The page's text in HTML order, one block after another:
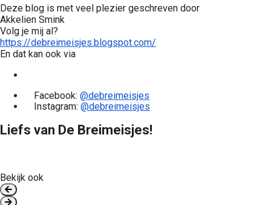
Deze blog is met veel plezier geschreven door
Akkelien Smink
Volg je mij al?
https://debreimeisjes.blogspot.com/
En dat kan ook via
Facebook: @debreimeisjes
Instagram: @debreimeisjes
Liefs van De Breimeisjes!
Bekijk ook